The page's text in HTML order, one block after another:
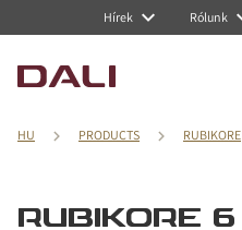
Hírek Rólunk
HU PRODUCTS RUBIKORE
RUBIKORE 6